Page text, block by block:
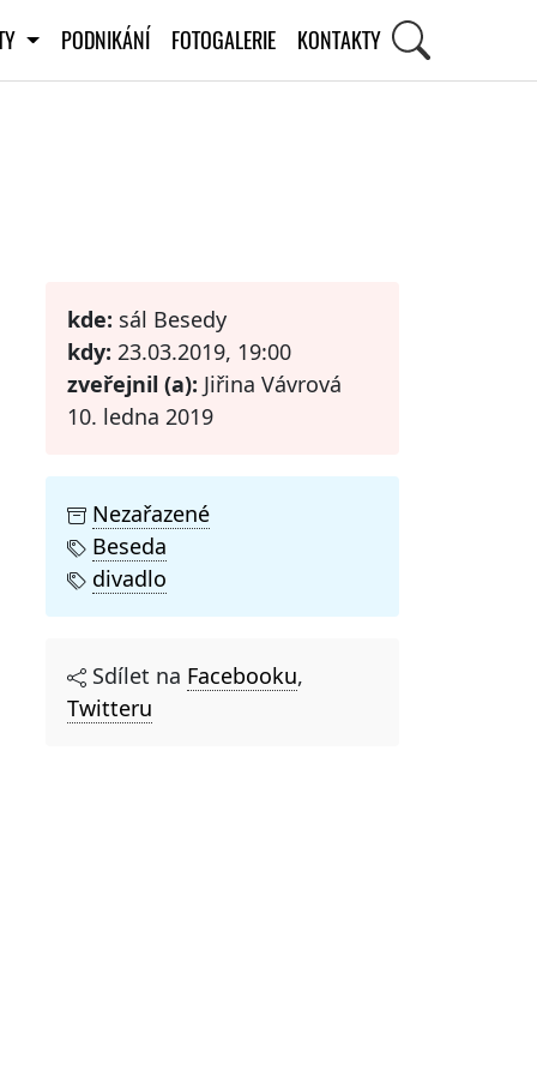
PODNIKÁNÍ FOTOGALERIE KONTAKTY
kde: sál Besedy
kdy: 23.03.2019, 19:00
zveřejnil (a): Jiřina Vávrová
10. ledna 2019
Nezařazené
Beseda
divadlo
Sdílet na Facebooku,
Twitteru